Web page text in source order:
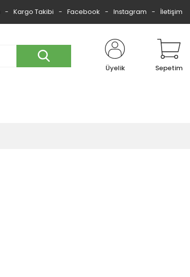
Kargo Takibi Facebook Instagram İletişim
Üyelik Sepetim